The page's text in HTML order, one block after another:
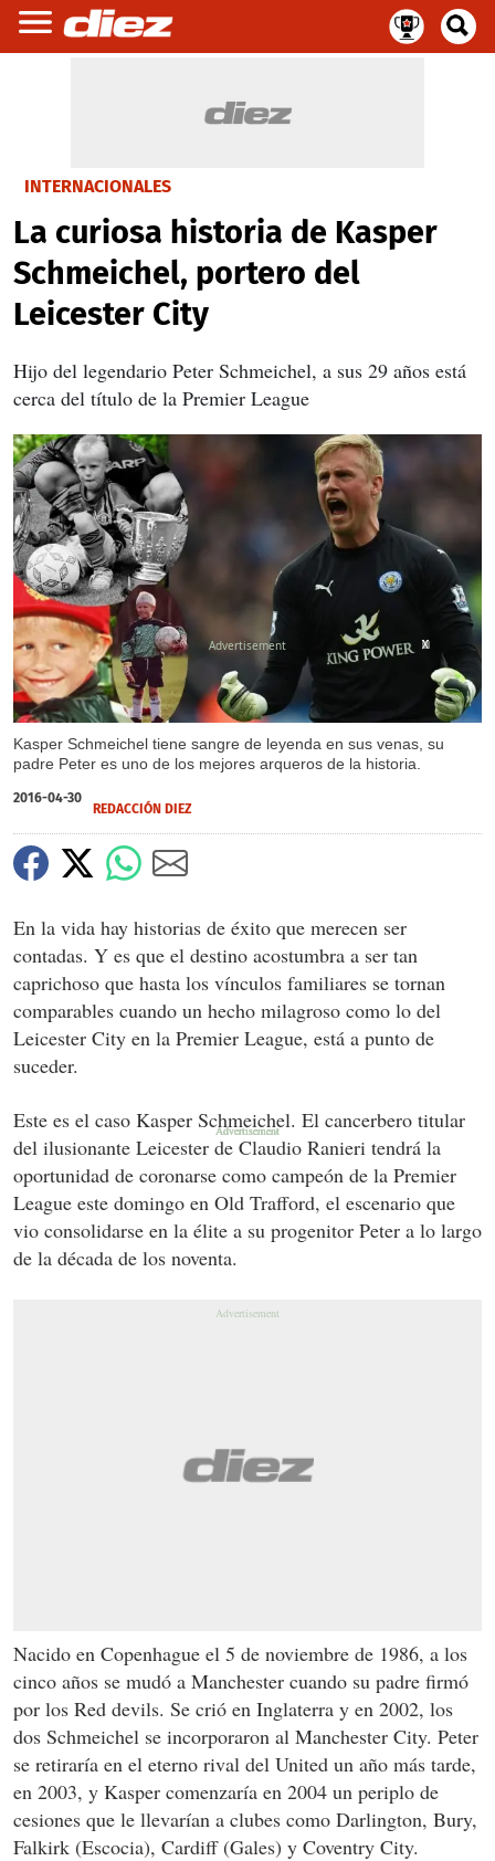
INTERNACIONALES
La curiosa historia de Kasper
Schmeichel, portero del
Leicester City
Hijo del legendario Peter Schmeichel, a sus 29 años está
cerca del título de la Premier League
Kasper Schmeichel tiene sangre de leyenda en sus venas, su
padre Peter es uno de los mejores arqueros de la historia.
X
X
X
X
X
2016-04-30
REDACCIÓN DIEZ
En la vida hay historias de éxito que merecen ser
contadas. Y es que el destino acostumbra a ser tan
caprichoso que hasta los vínculos familiares se tornan
comparables cuando un hecho milagroso como lo del
Leicester City en la Premier League, está a punto de
suceder.
Este es el caso Kasper Schmeichel. El cancerbero titular
del ilusionante Leicester de Claudio Ranieri tendrá la
oportunidad de coronarse como campeón de la Premier
League este domingo en Old Trafford, el escenario que
vio consolidarse en la élite a su progenitor Peter a lo largo
de la década de los noventa.
Nacido en Copenhague el 5 de noviembre de 1986, a los
cinco años se mudó a Manchester cuando su padre firmó
por los Red devils. Se crió en Inglaterra y en 2002, los
dos Schmeichel se incorporaron al Manchester City. Peter
se retiraría en el eterno rival del United un año más tarde,
en 2003, y Kasper comenzaría en 2004 un periplo de
cesiones que le llevarían a clubes como Darlington, Bury,
Falkirk (Escocia), Cardiff (Gales) y Coventry City.